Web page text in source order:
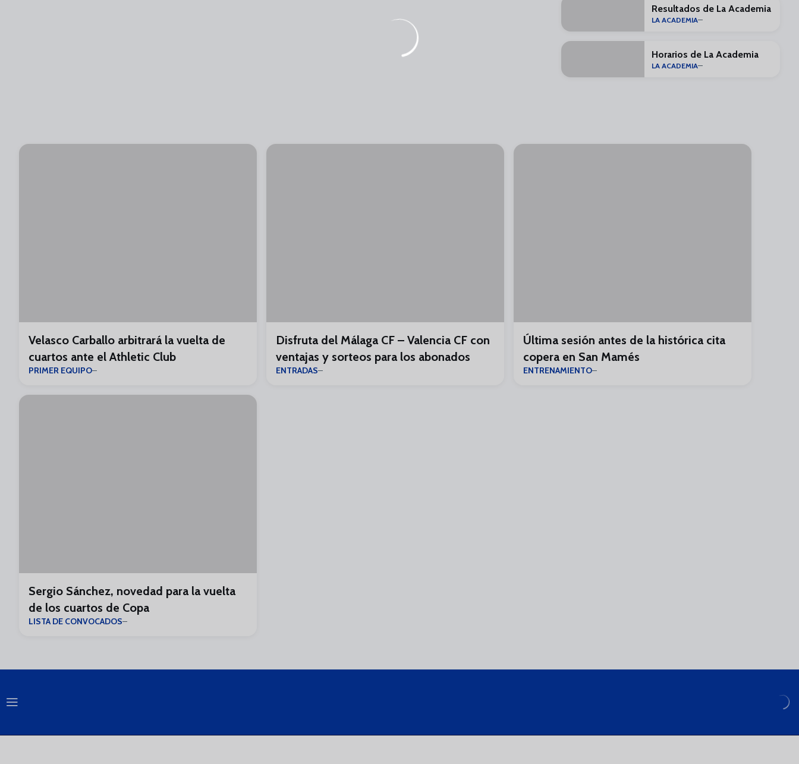
Resultados de La Academia
LA ACADEMIA
Horarios de La Academia
LA ACADEMIA
Velasco Carballo arbitrará la vuelta de
cuartos ante el Athletic Club
PRIMER EQUIPO
Disfruta del Málaga CF – Valencia CF con
ventajas y sorteos para los abonados
ENTRADAS
Última sesión antes de la histórica cita
copera en San Mamés
ENTRENAMIENTO
Sergio Sánchez, novedad para la vuelta
de los cuartos de Copa
LISTA DE CONVOCADOS